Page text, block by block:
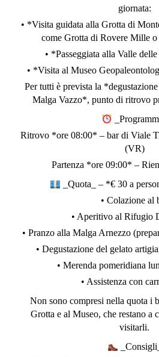
giornata:
• *Visita guidata alla Grotta di
come Grotta di Rovere Mille
• *Passeggiata alla Valle
• *Visita al Museo
Per tutti è prevista la
Malga Vazzo*, punto di ritrovo
Ritrovo *ore 08:00* – bar di Viale
(VR)
Partenza *ore 09:00* –
_Quota_ – *€ 30 a
• Colazione al
• Aperitivo al Rifugio
• Pranzo alla Malga Arnezzo
• Degustazione del gelato
• Merenda pomeridiana
• Assistenza con
Non sono compresi nella quota i
Grotta e al Museo, che restano a
visitarli.
_Consigli_